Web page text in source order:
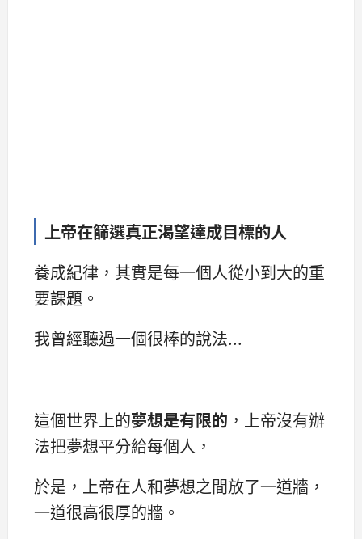
上帝在篩選真正渴望達成目標的人
養成紀律，其實是每一個人從小到大的重
要課題。
我曾經聽過一個很棒的說法...
這個世界上的夢想是有限的 ，上帝沒有辦
法把夢想平分給每個人，
於是，上帝在人和夢想之間放了一道牆，
一道很高很厚的牆。